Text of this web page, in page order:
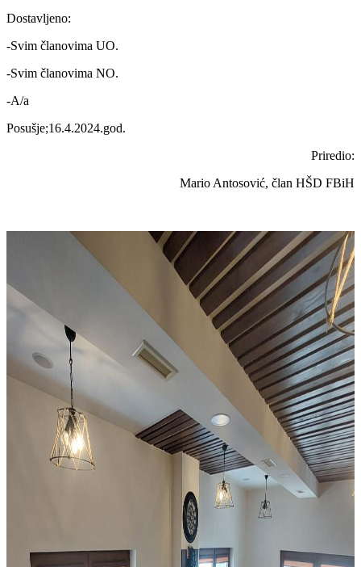
Dostavljeno:
-Svim članovima UO.
-Svim članovima NO.
-A/a
Posušje;16.4.2024.god.
Priredio:
Mario Antosović, član HŠD FBiH